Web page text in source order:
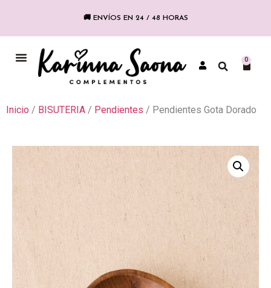
🚚 ENVÍOS EN 24 / 48 HORAS
0
Inicio / BISUTERIA / Pendientes / Pendientes Gota Dorado